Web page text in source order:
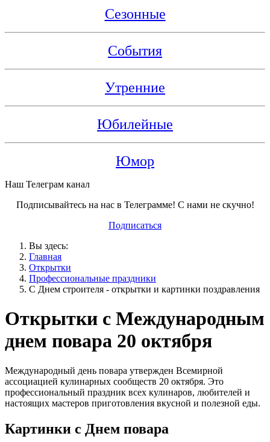
Сезонные
События
Утренние
Юбилейные
Юмор
Наш Телеграм канал
Подписывайтесь на нас в Телеграмме! С нами не скучно!
Подписаться
Вы здесь:
Главная
Открытки
Профессиональные праздники
С Днем строителя - открытки и картинки поздравления
Открытки с Международным
днем повара 20 октября
Международный день повара утвержден Всемирной
ассоциацией кулинарных сообществ 20 октября. Это
профессиональный праздник всех кулинаров, любителей и
настоящих мастеров приготовления вкусной и полезной еды.
Картинки с Днем повара